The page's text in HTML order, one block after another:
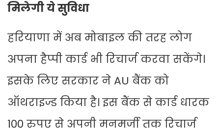
मिलेगी ये सुविधा
हरियाणा में अब मोबाइल की तरह लोग
अपना हैप्पी कार्ड भी रिचार्ज करवा सकेंगे।
इसके लिए सरकार ने AU बैंक को
ऑथराइज्ड किया है। इस बैंक से कार्ड धारक
100 रुपए से अपनी मनमर्जी तक रिचार्ज